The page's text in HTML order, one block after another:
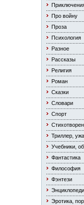
Про войну
Проза
Психология
Разное
Рассказы
Религия
Роман
Сказки
Словари
Спорт
Триллер,
Учебники,
Фантастика
Философия
Фэнтези
Эротика,